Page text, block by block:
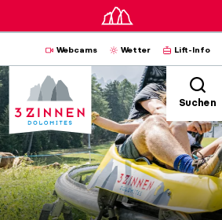
Webcams Wetter Lift-Info
Suchen